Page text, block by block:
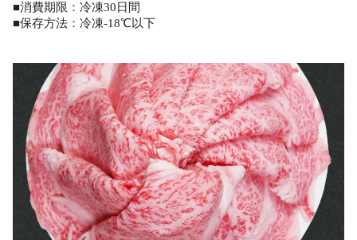
■消費期限：冷凍30日間
■保存方法：冷凍-18℃以下